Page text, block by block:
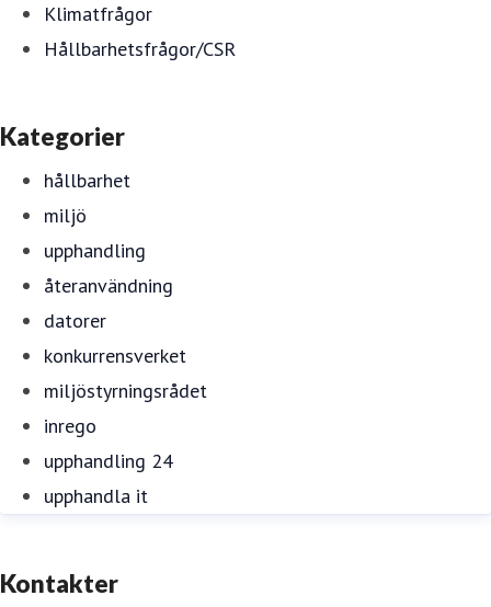
Klimatfrågor
Hållbarhetsfrågor/CSR
Kategorier
hållbarhet
miljö
upphandling
återanvändning
datorer
konkurrensverket
miljöstyrningsrådet
inrego
upphandling 24
upphandla it
Kontakter